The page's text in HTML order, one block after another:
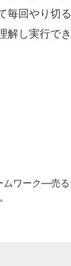
毎回やり切
解し実行で
ムワーク―売